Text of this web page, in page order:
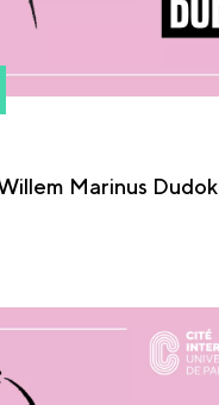
Marinus Dudok